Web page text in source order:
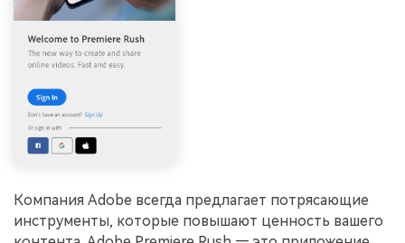
Компания Adobe всегда предлагает потрясающие
инструменты, которые повышают ценность вашего